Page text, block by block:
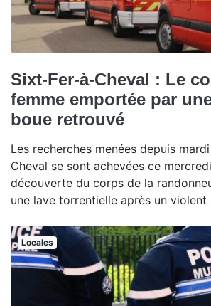
Sixt-Fer-à-Cheval : Le
femme emportée par
boue retrouvé
Les recherches menées depuis
Cheval se sont achevées ce
découverte du corps de la
une lave torrentielle après un violent
Locales